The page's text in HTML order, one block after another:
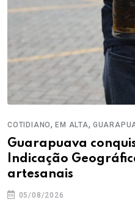
COTIDIANO,EM ALTA,
Guarapuava
Indicação
artesanais
05/08/2026